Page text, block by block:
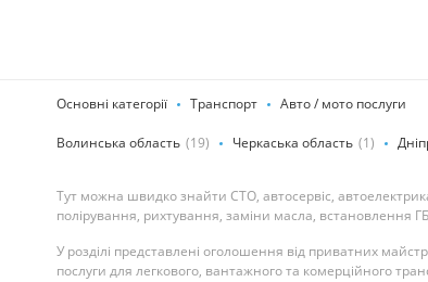
Основні категорії Транспорт Авто / мото послуги
Волинська область (19) Черкаська область (1)
Тут можна швидко знайти СТО, автосервіс,
полірування, рихтування, заміни масла, встановлення
У розділі представлені оголошення від приватних
послуги для легкового, вантажного та комерційного